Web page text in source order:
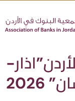
2026